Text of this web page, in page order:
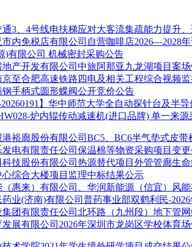
3、4号线电扶梯应对大客流集疏能力提升
内免税店有限公司自营咖啡店2026—2028
)有限公司 机械密封采购公告
地产开发有限公司中旅阿那亚九龙湖项目案
京至合肥高速铁路四电及相关工程综合视频
手柄式圆形蝶阀公开竞价公告
20260191】华中师范大学全自动探针台及半
炉内辊传动减速机(进口品牌) 单一来
裕廊股份有限公司BC5、BC6半气垫式皮带
电有限责任公司保温棉等物资采购项目变
技股份有限公司热源替代项目外管管廊生
综合大楼项目监理中标结果公示
惠来）有限公司、华润新能源（信宜）风
业(济南)有限公司普药事业部双鹤利民-
集团有限责任公司北环路（九州段）地下管
展有限公司2026年深圳市龙岗区学校体育